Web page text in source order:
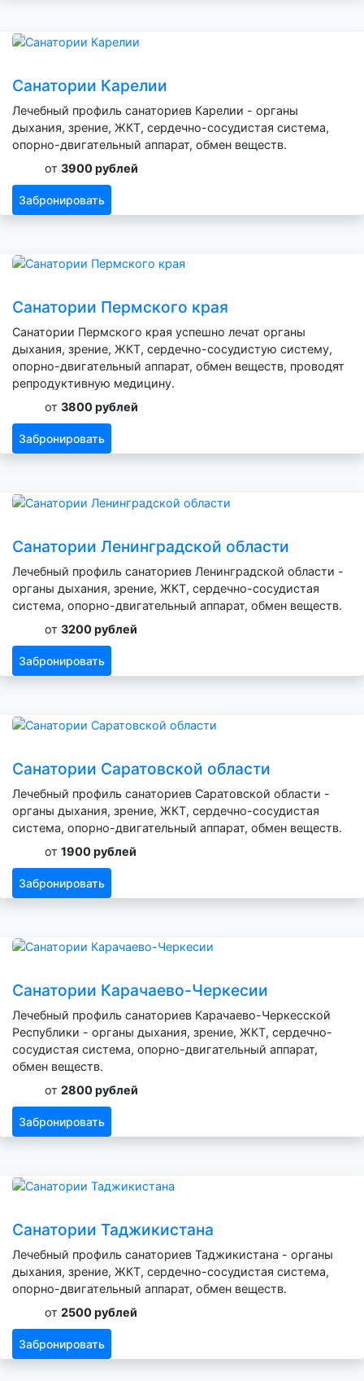
Санатории Карелии
Лечебный профиль санаториев Карелии - органы
дыхания, зрение, ЖКТ, сердечно-сосудистая система,
опорно-двигательный аппарат, обмен веществ.
от 3900 рублей
Забронировать
Санатории Пермского края
Санатории Пермского края успешно лечат органы
дыхания, зрение, ЖКТ, сердечно-сосудистую систему,
опорно-двигательный аппарат, обмен веществ, проводят
репродуктивную медицину.
от 3800 рублей
Забронировать
Санатории Ленинградской области
Лечебный профиль санаториев Ленинградской области -
органы дыхания, зрение, ЖКТ, сердечно-сосудистая
система, опорно-двигательный аппарат, обмен веществ.
от 3200 рублей
Забронировать
Санатории Саратовской области
Лечебный профиль санаториев Саратовской области -
органы дыхания, зрение, ЖКТ, сердечно-сосудистая
система, опорно-двигательный аппарат, обмен веществ.
от 1900 рублей
Забронировать
Санатории Карачаево-Черкесии
Лечебный профиль санаториев Карачаево-Черкесской
Республики - органы дыхания, зрение, ЖКТ, сердечно-
сосудистая система, опорно-двигательный аппарат,
обмен веществ.
от 2800 рублей
Забронировать
Санатории Таджикистана
Лечебный профиль санаториев Таджикистана - органы
дыхания, зрение, ЖКТ, сердечно-сосудистая система,
опорно-двигательный аппарат, обмен веществ.
от 2500 рублей
Забронировать